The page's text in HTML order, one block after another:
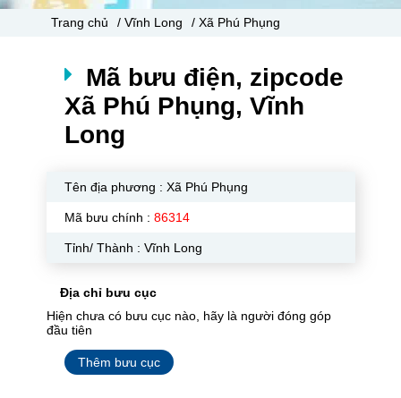
Trang chủ / Vĩnh Long / Xã Phú Phụng
Mã bưu điện, zipcode
Xã Phú Phụng, Vĩnh
Long
Tên địa phương : Xã Phú Phụng
Mã bưu chính : 86314
Tỉnh/ Thành : Vĩnh Long
Địa chỉ bưu cục
Hiện chưa có bưu cục nào, hãy là người đóng góp
đầu tiên
Thêm bưu cục